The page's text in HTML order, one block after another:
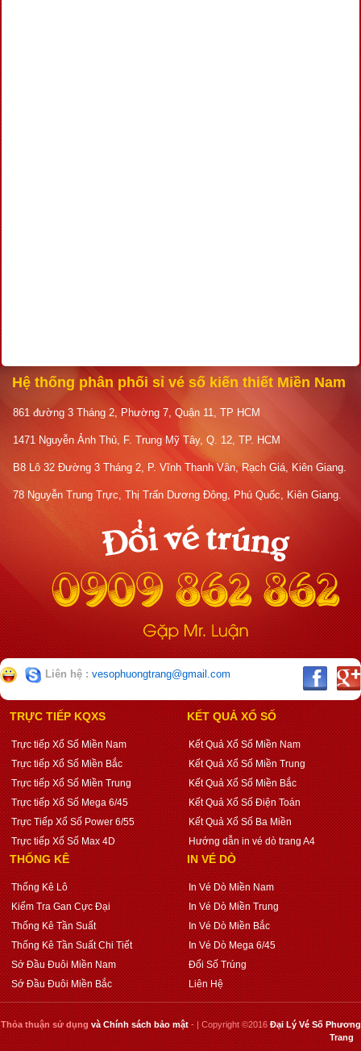
Hệ thống phân phối sỉ vé số kiến thiết Miền Nam
861 đường 3 Tháng 2, Phường 7, Quận 11, TP HCM
1471 Nguyễn Ảnh Thủ, F. Trung Mỹ Tây, Q. 12, TP. HCM
B8 Lô 32 Đường 3 Tháng 2, P. Vĩnh Thanh Vân, Rạch Giá, Kiên Giang.
78 Nguyễn Trung Trực, Thị Trấn Dương Đông, Phú Quốc, Kiên Giang.
Liên hệ : vesophuongtrang@gmail.com
TRỰC TIẾP KQXS
Trực tiếp Xổ Số Miền Nam
Trực tiếp Xổ Số Miền Bắc
Trực tiếp Xổ Số Miền Trung
Trực tiếp Xổ Số Mega 6/45
Trực Tiếp Xổ Số Power 6/55
Trực tiếp Xổ Số Max 4D
KẾT QUẢ XỔ SỐ
Kết Quả Xổ Số Miền Nam
Kết Quả Xổ Số Miền Trung
Kết Quả Xổ Số Miền Bắc
Kết Quả Xổ Số Điện Toán
Kết Quả Xổ Số Ba Miền
Hướng dẫn in vé dò trang A4
THỐNG KÊ
Thống Kê Lô
Kiểm Tra Gan Cực Đại
Thống Kê Tần Suất
Thống Kê Tần Suất Chi Tiết
Sớ Đầu Đuôi Miền Nam
Sớ Đầu Đuôi Miền Bắc
IN VÉ DÒ
In Vé Dò Miền Nam
In Vé Dò Miền Trung
In Vé Dò Miền Bắc
In Vé Dò Mega 6/45
Đổi Số Trúng
Liên Hệ
Thỏa thuận sử dụng và Chính sách bảo mật - | Copyright ©2016 Đại Lý Vé Số Phương
Trang